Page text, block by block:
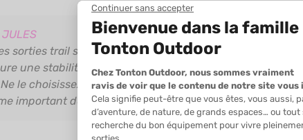
JULES
sorties trail sur des distances de 20 à 80 km en terrain
une stabilité de référence et une légèreté qui vous
le choisissez pas si vous avez besoin d'une poche à eau
important de matériel.“